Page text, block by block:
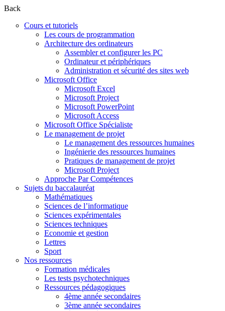
Back
Cours et tutoriels
Les cours de programmation
Architecture des ordinateurs
Assembler et configurer les PC
Ordinateur et périphériques
Administration et sécurité des sites web
Microsoft Office
Microsoft Excel
Microsoft Project
Microsoft PowerPoint
Microsoft Access
Microsoft Office Spécialiste
Le management de projet
Le management des ressources humaines
Ingénierie des ressources humaines
Pratiques de management de projet
Microsoft Project
Approche Par Compétences
Sujets du baccalauréat
Mathématiques
Sciences de l’informatique
Sciences expérimentales
Sciences techniques
Economie et gestion
Lettres
Sport
Nos ressources
Formation médicales
Les tests psychotechniques
Ressources pédagogiques
4ème année secondaires
3ème année secondaires